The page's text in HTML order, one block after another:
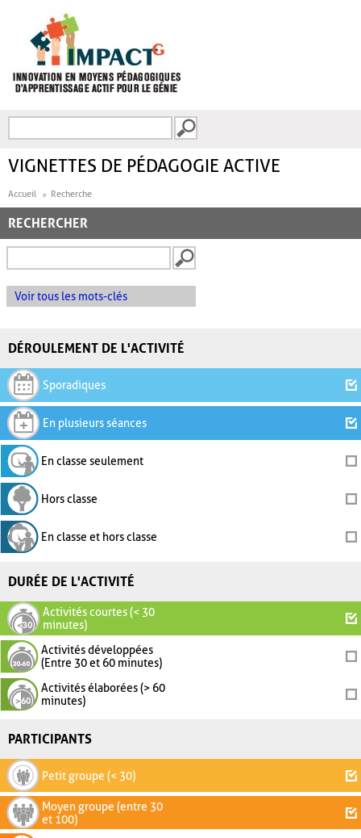
FORMULAIRE DE
VIGNETTES DE PÉDAGOGIE ACTIVE
Accueil Recherche
RECHERCHER
Voir tous les mots-clés
DÉROULEMENT DE L'ACTIVITÉ
Sporadiques
En plusieurs séances
En classe seulement
Hors classe
En classe et hors classe
DURÉE DE L'ACTIVITÉ
Activités courtes (< 30
minutes)
Activités développées
(Entre 30 et 60 minutes)
Activités élaborées (> 60
minutes)
PARTICIPANTS
Petit groupe (< 30)
Moyen groupe (entre 30
et 100)